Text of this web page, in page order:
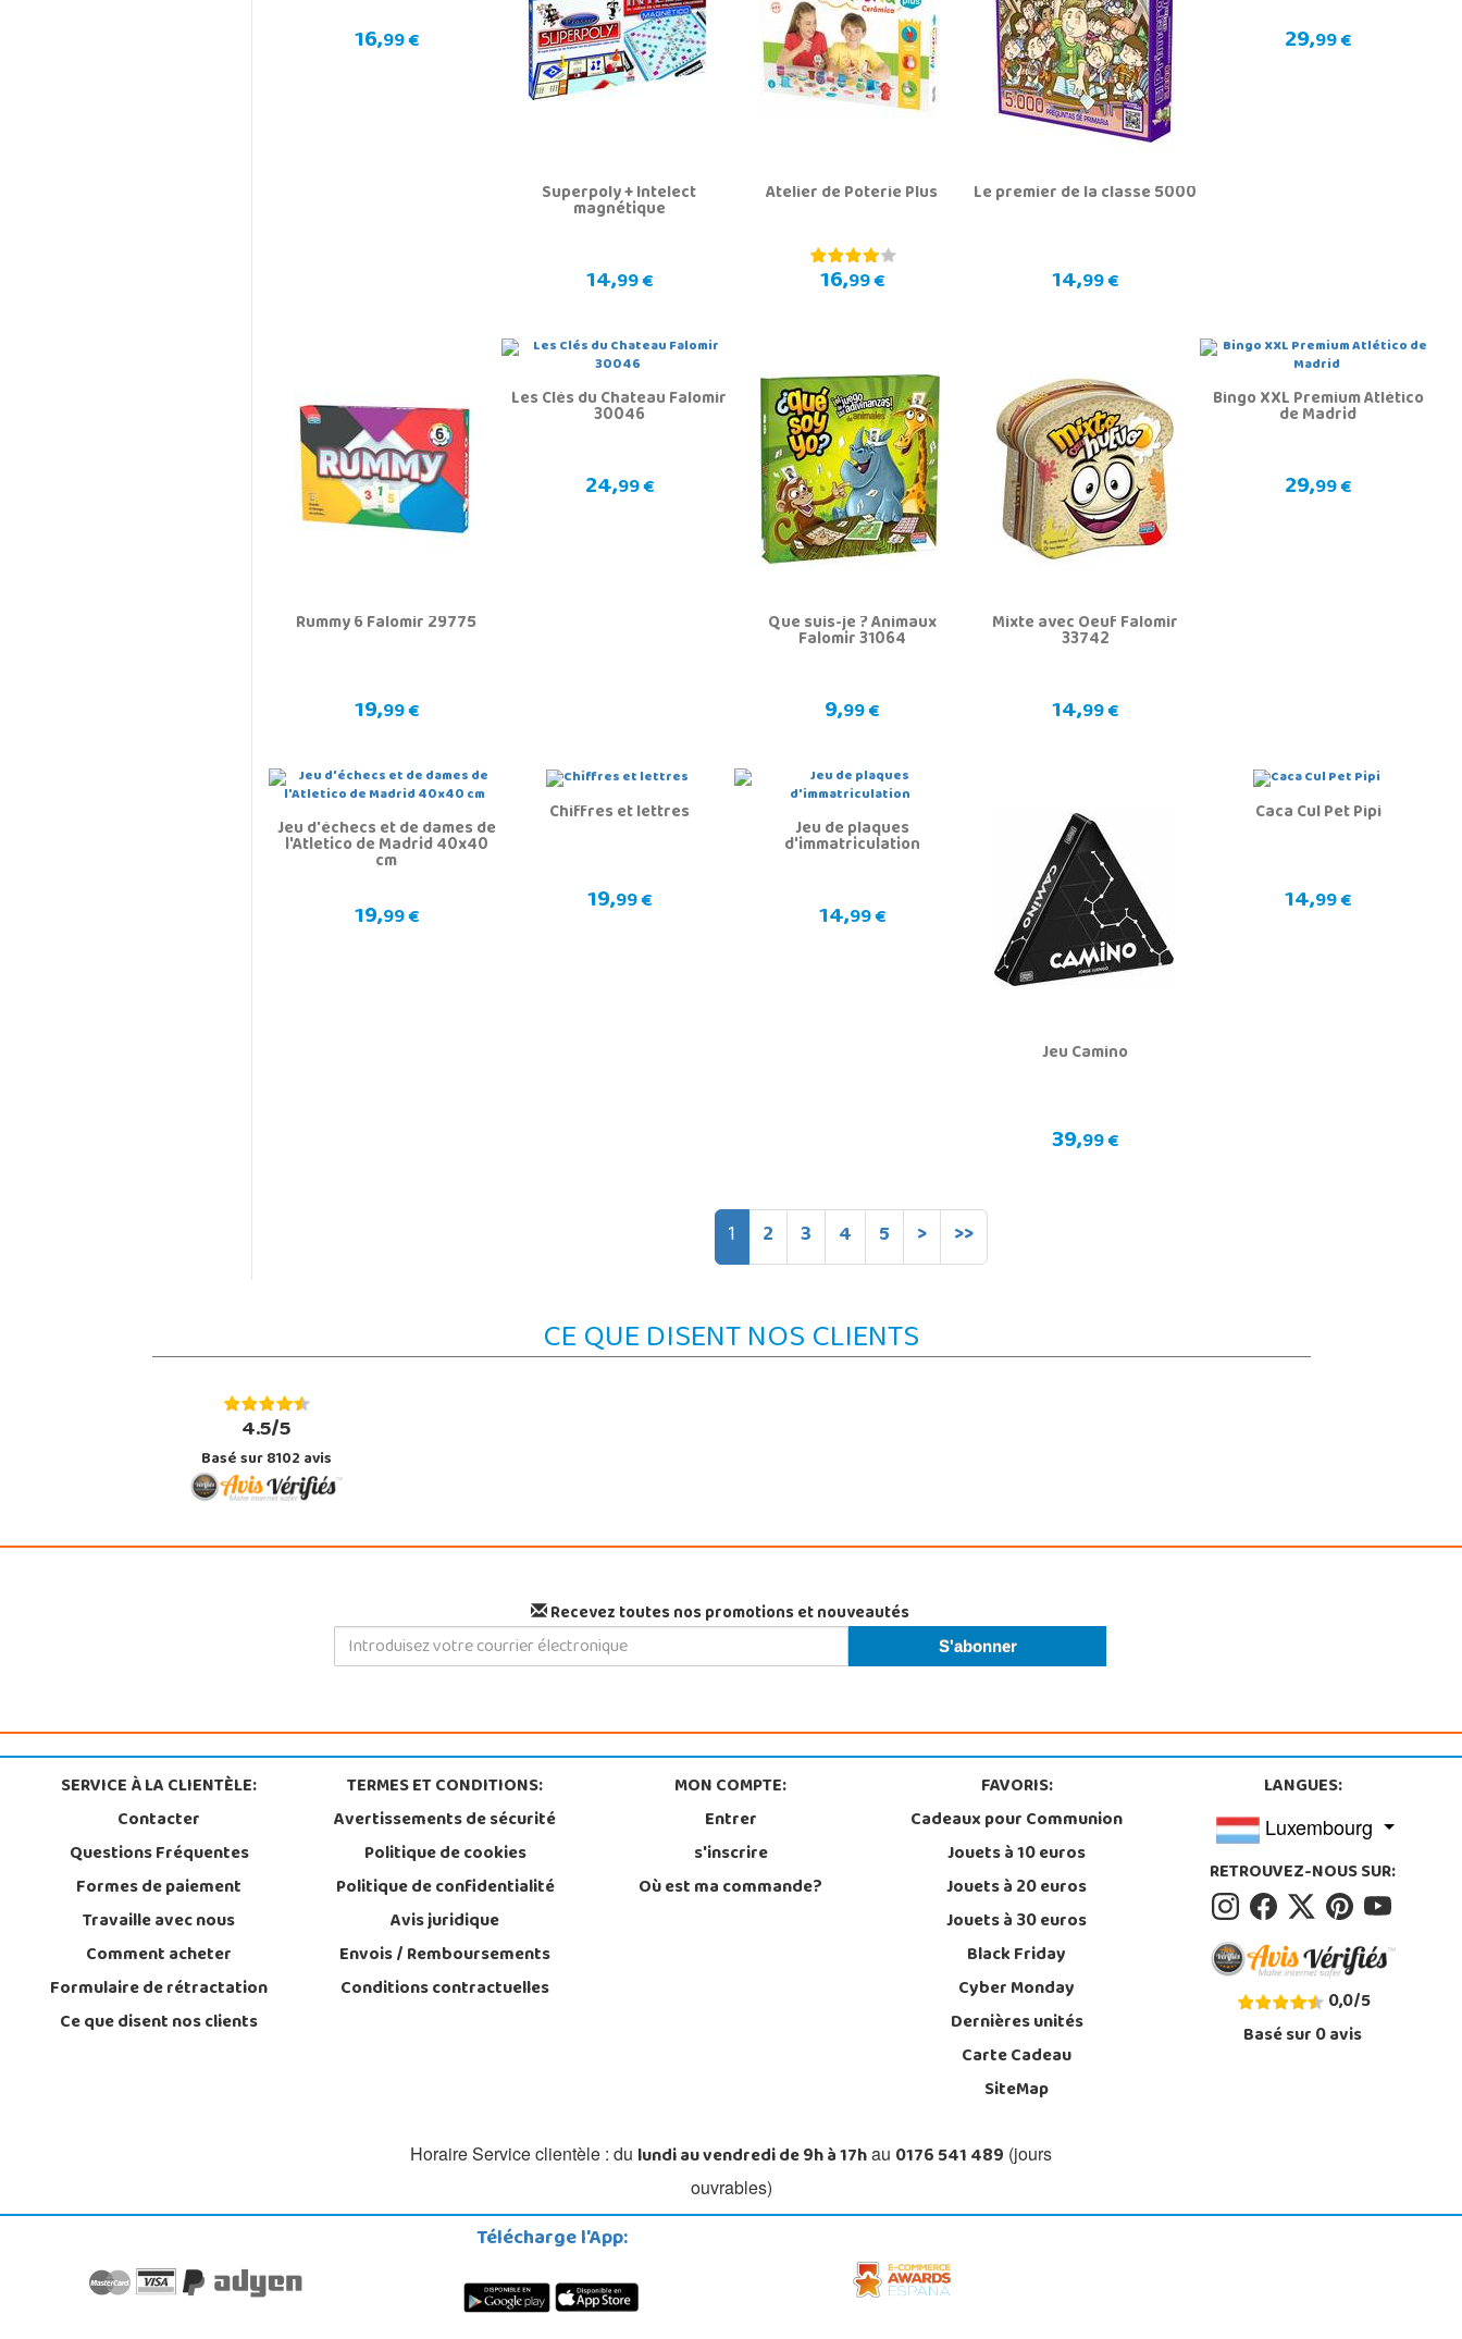
16,99 €
Superpoly + Intelect
magnétique
14,99 €
Atelier de Poterie Plus
16,99 €
Le premier de la classe 5000
14,99 €
29,99 €
Rummy 6 Falomir 29775
19,99 €
Les Clés du Chateau Falomir
30046
24,99 €
Que suis-je ? Animaux
Falomir 31064
9,99 €
Mixte avec Oeuf Falomir
33742
14,99 €
Bingo XXL Premium Atlético
de Madrid
29,99 €
Jeu d'échecs et de dames de
l'Atletico de Madrid 40x40
cm
19,99 €
Chiffres et lettres
19,99 €
Jeu de plaques
d'immatriculation
14,99 €
Jeu Camino
39,99 €
Caca Cul Pet Pipi
14,99 €
1 2 3 4 5 > >>
CE QUE DISENT NOS CLIENTS
4.5/5
Basé sur 8102 avis
Recevez toutes nos promotions et nouveautés
SERVICE À LA CLIENTÈLE:
Contacter
Questions Fréquentes
Formes de paiement
Travaille avec nous
Comment acheter
Formulaire de rétractation
Ce que disent nos clients
TERMES ET CONDITIONS:
Avertissements de sécurité
Politique de cookies
Politique de confidentialité
Avis juridique
Envois / Remboursements
Conditions contractuelles
MON COMPTE:
Entrer
s'inscrire
Où est ma commande?
FAVORIS:
Cadeaux pour Communion
Jouets à 10 euros
Jouets à 20 euros
Jouets à 30 euros
Black Friday
Cyber Monday
Dernières unités
Carte Cadeau
SiteMap
LANGUES:
Luxembourg
RETROUVEZ-NOUS SUR:
0,0/5
Basé sur0avis
Horaire Service clientèle : du lundi au vendredi de 9h à 17hau 0176 541 489 (jours
ouvrables)
Télécharge l'App: